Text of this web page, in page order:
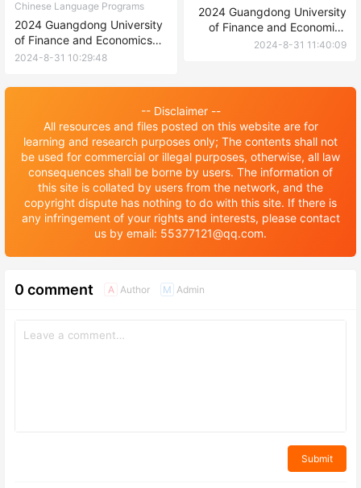
Chinese Language Programs
2024 Guangdong University
of Finance and Economics
full-time undergraduate
students 2024年广东财经大
2024-8-31 10:29:48
2024 Guangdong University
of Finance and Economics
will enroll doctoral students
研究生招生简章
2024-8-31 11:40:09
-- Disclaimer --
All resources and files posted on this website are for
learning and research purposes only; The contents shall not
be used for commercial or illegal purposes, otherwise, all law
consequences shall be borne by users. The information of
this site is collated by users from the network, and the
copyright dispute has nothing to do with this site. If there is
any infringement of your rights and interests, please contact
us by email: 55377121@qq.com.
0 comment A Author M Admin
Submit